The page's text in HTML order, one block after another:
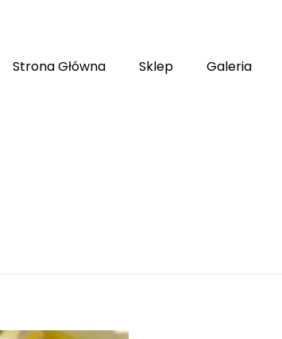
Strona Główna Sklep Galeria